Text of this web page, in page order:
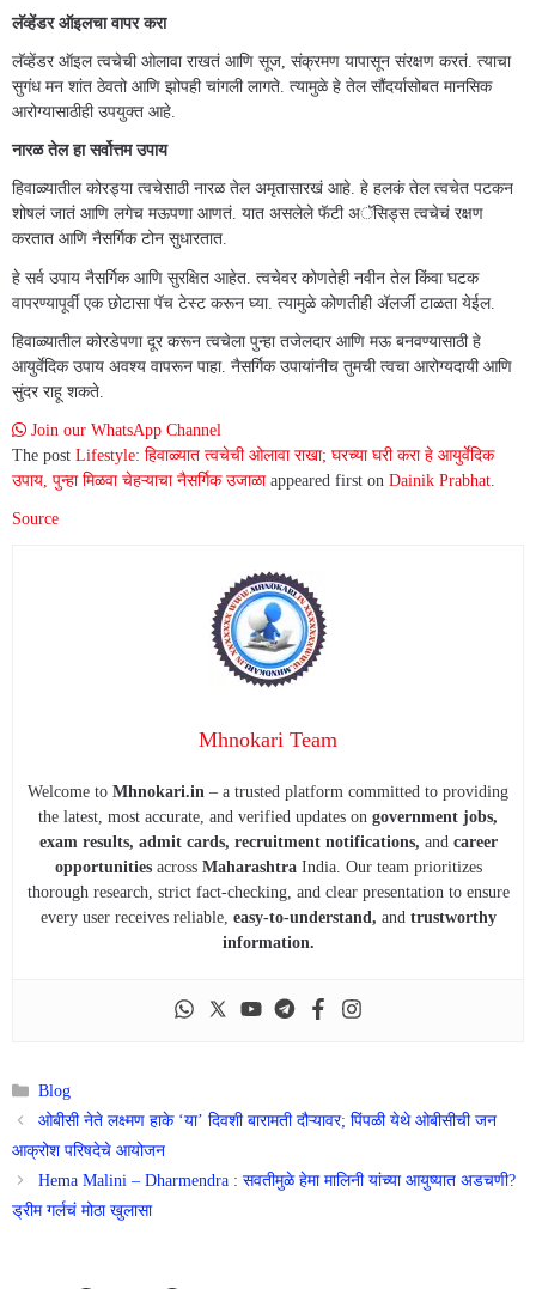
लॅव्हेंडर ऑइलचा वापर करा
लॅव्हेंडर ऑइल त्वचेची ओलावा राखतं आणि सूज, संक्रमण यापासून संरक्षण करतं. त्याचा
सुगंध मन शांत ठेवतो आणि झोपही चांगली लागते. त्यामुळे हे तेल सौंदर्यासोबत मानसिक
आरोग्यासाठीही उपयुक्त आहे.
नारळ तेल हा सर्वोत्तम उपाय
हिवाळ्यातील कोरड्या त्वचेसाठी नारळ तेल अमृतासारखं आहे. हे हलकं तेल त्वचेत पटकन
शोषलं जातं आणि लगेच मऊपणा आणतं. यात असलेले फॅटी अॅसिड्स त्वचेचं रक्षण
करतात आणि नैसर्गिक टोन सुधारतात.
हे सर्व उपाय नैसर्गिक आणि सुरक्षित आहेत. त्वचेवर कोणतेही नवीन तेल किंवा घटक
वापरण्यापूर्वी एक छोटासा पॅच टेस्ट करून घ्या. त्यामुळे कोणतीही अ‍ॅलर्जी टाळता येईल.
हिवाळ्यातील कोरडेपणा दूर करून त्वचेला पुन्हा तजेलदार आणि मऊ बनवण्यासाठी हे
आयुर्वेदिक उपाय अवश्य वापरून पाहा. नैसर्गिक उपायांनीच तुमची त्वचा आरोग्यदायी आणि
सुंदर राहू शकते.
Join our WhatsApp Channel
The post Lifestyle: हिवाळ्यात त्वचेची ओलावा राखा; घरच्या घरी करा हे आयुर्वेदिक
उपाय, पुन्हा मिळवा चेहऱ्याचा नैसर्गिक उजाळाappeared first on Dainik Prabhat
Source
Mhnokari Team
Welcome to Mhnokari.in – a trusted platform committed to providing
the latest, most accurate, and verified updates on government jobs,
exam results, admit cards, recruitment notifications, and career
opportunitiesacross MaharashtraIndia. Our team prioritizes
thorough research, strict fact-checking, and clear presentation to ensure
every user receives reliable, easy-to-understand, andtrustworthy
information.
Categories
Blog
ओबीसी नेते लक्ष्मण हाके ‘या’ दिवशी बारामती दौऱ्यावर; पिंपळी येथे ओबीसीची जन
आक्रोश परिषदेचे आयोजन
Hema Malini – Dharmendra : सवतीमुळे हेमा मालिनी यांच्या आयुष्यात अडचणी?
ड्रीम गर्लचं मोठा खुलासा